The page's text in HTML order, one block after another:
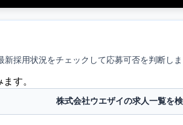
新採用状況をチェックして応募可否を判断しま
す。
株式会社ウエザイの求人一覧を